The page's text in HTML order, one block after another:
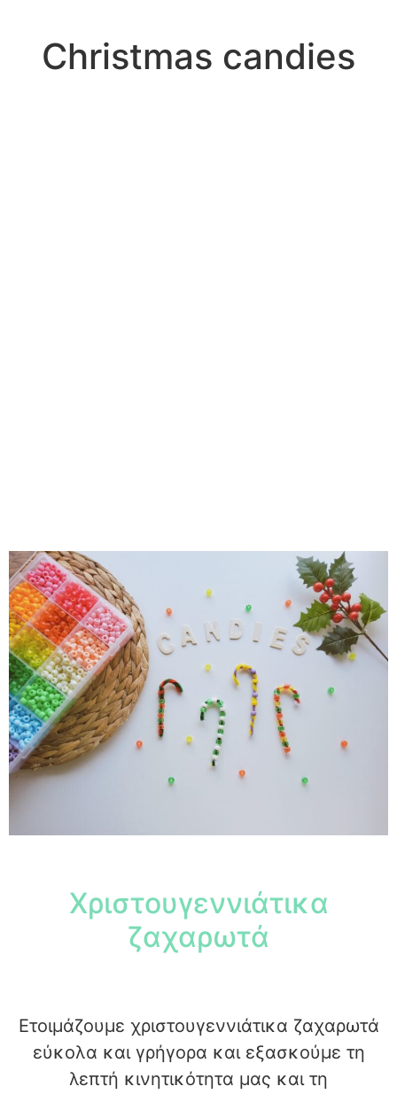
Christmas candies
Χριστουγεννιάτικα
ζαχαρωτά
Ετοιμάζουμε χριστουγεννιάτικα ζαχαρωτά
εύκολα και γρήγορα και εξασκούμε τη
λεπτή κινητικότητα μας και τη